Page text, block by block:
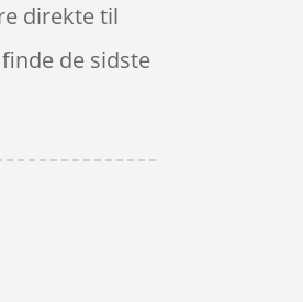
direkte til
de sidste